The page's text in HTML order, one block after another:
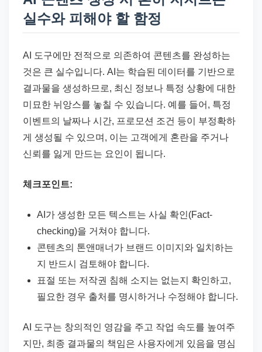
실수와 피해야 할 함정
AI 도구에만 전적으로 의존하여 콘텐츠를 완성하는
것은 큰 실수입니다. AI는 학습된 데이터를 기반으로
결과물을 생성하므로, 최신 정보나 특정 상황에 대한
미묘한 뉘앙스를 놓칠 수 있습니다. 예를 들어, 특정
이벤트의 날짜나 시간, 프로모션 조건 등이 부정확하
게 생성될 수 있으며, 이는 고객에게 혼란을 주거나
신뢰를 잃게 만드는 요인이 됩니다.
체크포인트:
AI가 생성한 모든 텍스트는 사실 확인(Fact-
checking)을 거쳐야 합니다.
콘텐츠의 톤앤매너가 브랜드 이미지와 일치하는
지 반드시 검토해야 합니다.
표절 또는 저작권 침해 소지는 없는지 확인하고,
필요한 경우 출처를 명시하거나 수정해야 합니다.
AI 도구는 창의적인 영감을 주고 작업 속도를 높여주
지만, 최종 결과물의 책임은 사용자에게 있음을 명심